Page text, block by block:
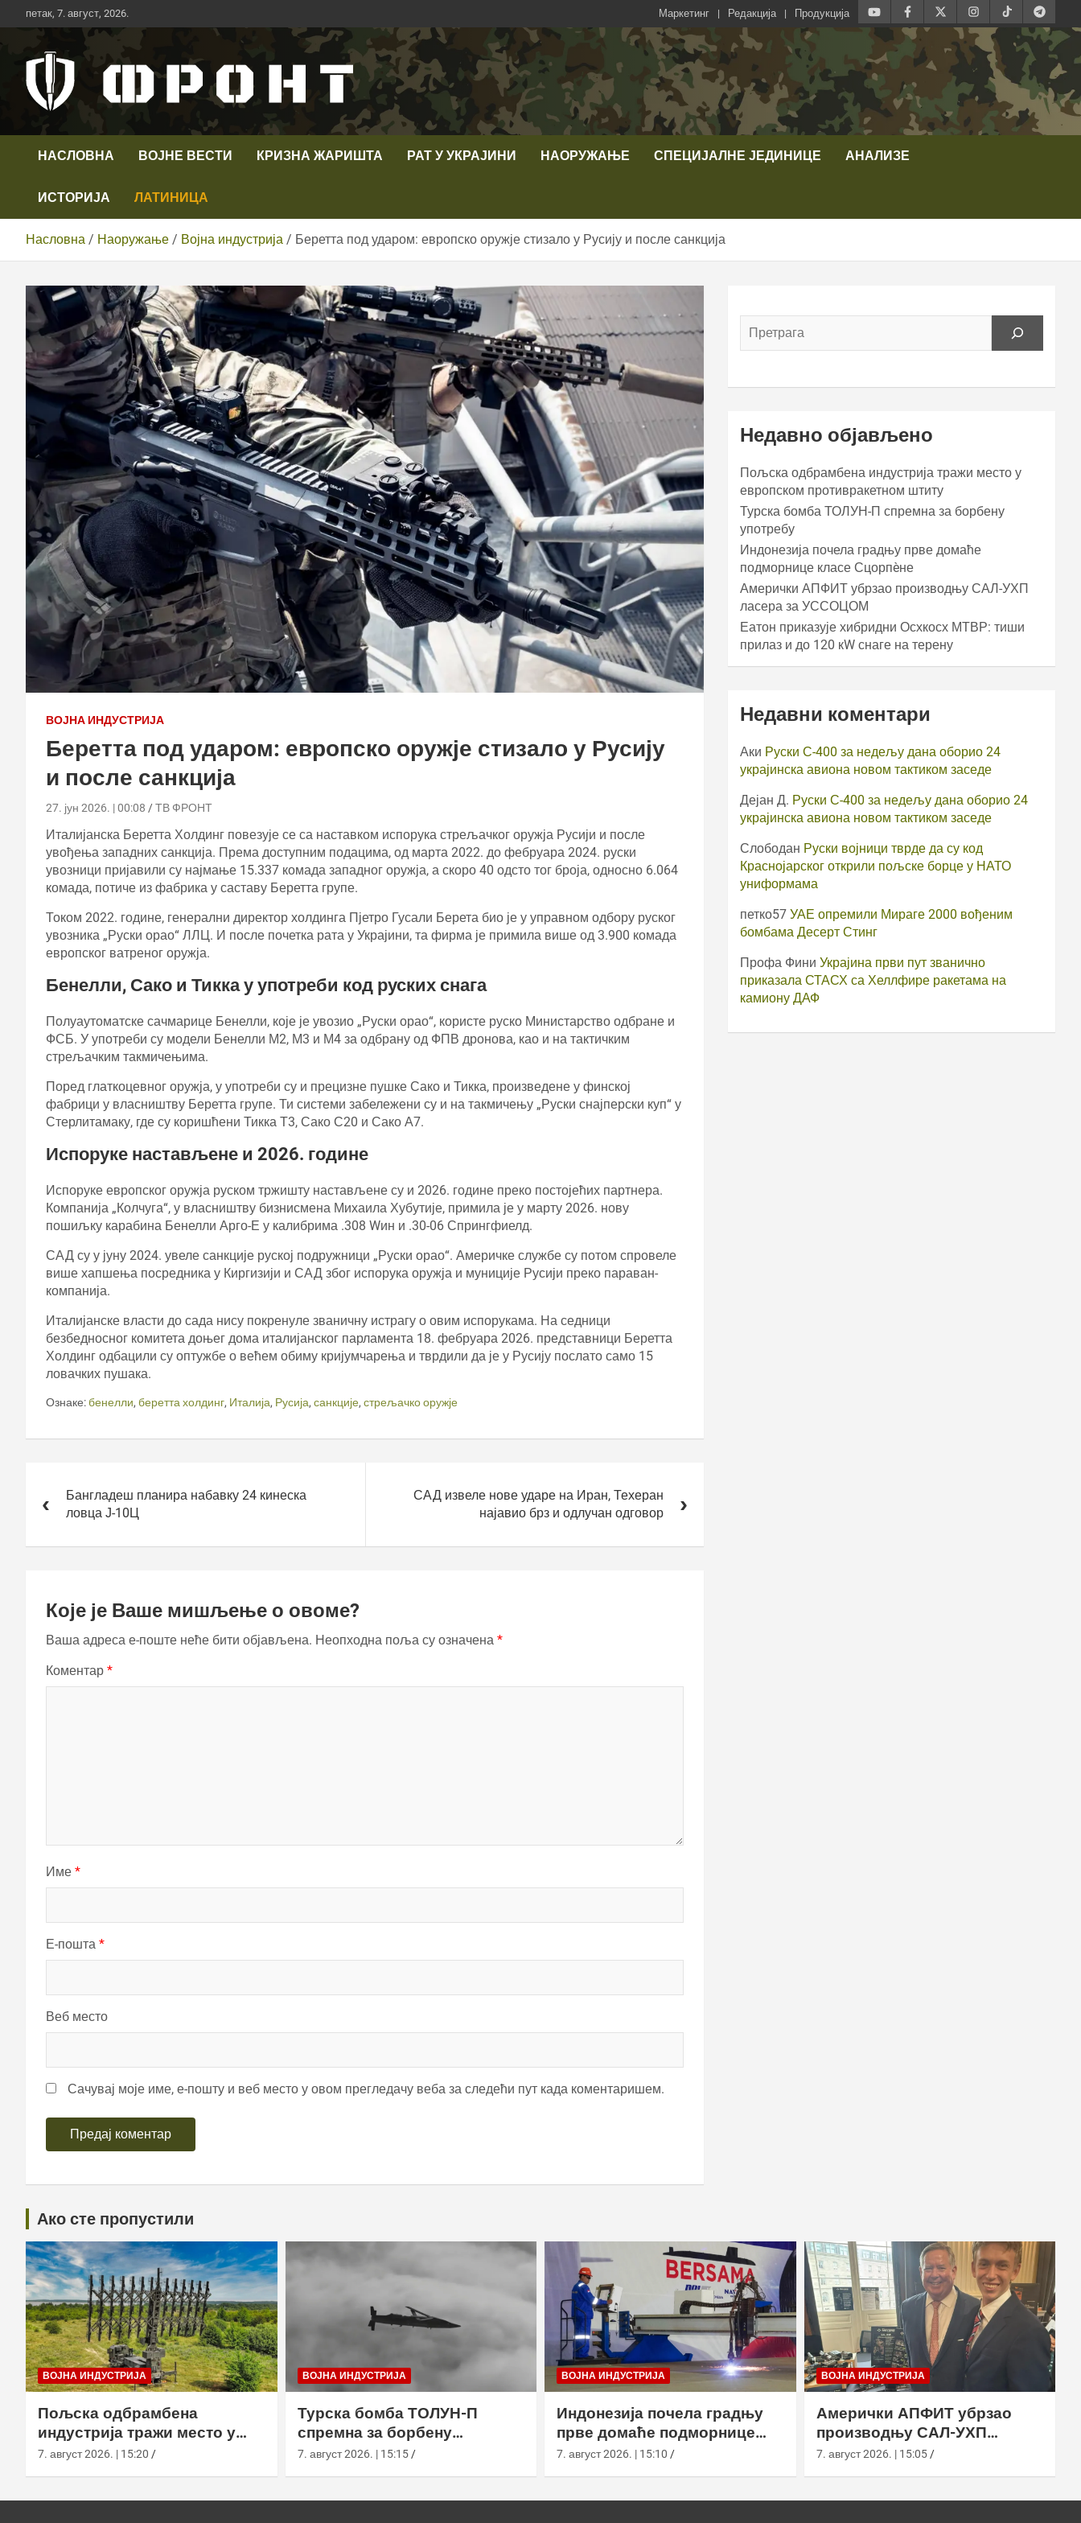
Скип
то
петак, 7. август, 2026. Маркетинг Редакција Продукција
Телевизија ФРОНТ
НАСЛОВНА ВОЈНЕ ВЕСТИ КРИЗНА ЖАРИШТА РАТ У УКРАЈИНИ НАОРУЖАЊЕ СПЕЦИЈАЛНЕ ЈЕДИНИЦЕ АНАЛИЗЕ
ИСТОРИЈА ЛАТИНИЦА
Насловна Наоружање Војна индустрија Беретта под ударом: европско оружје стизало у Русију и после санкција
ВОЈНА ИНДУСТРИЈА
Беретта под ударом: европско оружје стизало у Русију
и после санкција
27. јун 2026. | 00:08 ТВ ФРОНТ
Италијанска Беретта Холдинг повезује се са наставком испорука стрељачког оружја Русији и после
увођења западних санкција. Према доступним подацима, од марта 2022. до фебруара 2024. руски
увозници пријавили су најмање 15.337 комада западног оружја, а скоро 40 одсто тог броја, односно 6.064
комада, потиче из фабрика у саставу Беретта групе.
Током 2022. године, генерални директор холдинга Пјетро Гусали Берета био је у управном одбору руског
увозника „Руски орао“ ЛЛЦ. И после почетка рата у Украјини, та фирма је примила више од 3.900 комада
европског ватреног оружја.
Бенелли, Сако и Тикка у употреби код руских снага
Полуаутоматске сачмарице Бенелли, које је увозио „Руски орао“, користе руско Министарство одбране и
ФСБ. У употреби су модели Бенелли М2, М3 и М4 за одбрану од ФПВ дронова, као и на тактичким
стрељачким такмичењима.
Поред глаткоцевног оружја, у употреби су и прецизне пушке Сако и Тикка, произведене у финској
фабрици у власништву Беретта групе. Ти системи забележени су и на такмичењу „Руски снајперски куп“ у
Стерлитамаку, где су коришћени Тикка Т3, Сако С20 и Сако А7.
Испоруке настављене и 2026. године
Испоруке европског оружја руском тржишту настављене су и 2026. године преко постојећих партнера.
Компанија „Колчуга“, у власништву бизнисмена Михаила Хубутије, примила је у марту 2026. нову
пошиљку карабина Бенелли Арго-Е у калибрима .308 Wин и .30-06 Спрингфиелд.
САД су у јуну 2024. увеле санкције руској подружници „Руски орао“. Америчке службе су потом спровеле
више хапшења посредника у Киргизији и САД због испорука оружја и муниције Русији преко параван-
компанија.
Италијанске власти до сада нису покренуле званичну истрагу о овим испорукама. На седници
безбедносног комитета доњег дома италијанског парламента 18. фебруара 2026. представници Беретта
Холдинг одбацили су оптужбе о већем обиму кријумчарења и тврдили да је у Русију послато само 15
ловачких пушака.
Ознаке:бенелли, беретта холдинг, Италија, Русија, санкције, стрељачко оружје
чланкаБангладеш планира набавку 24 кинеска
ловца Ј-10Ц
САД извеле нове ударе на Иран, Техеран
најавио брз и одлучан одговор
Које је Ваше мишљење о овоме?
Ваша адреса е-поште неће бити објављена. Неопходна поља су означена *
Коментар *
Име *
Е-пошта *
Веб место
Сачувај моје име, е-пошту и веб место у овом прегледачу веба за следећи пут када коментаришем.
Недавно објављено
Пољска одбрамбена индустрија тражи место у
европском противракетном штиту
Турска бомба ТОЛУН-П спремна за борбену
употребу
Индонезија почела градњу прве домаће
подморнице класе Сцорпèне
Амерички АПФИТ убрзао производњу САЛ-УХП
ласера за УССОЦОМ
Еатон приказује хибридни Осхкосх МТВР: тиши
прилаз и до 120 кW снаге на терену
Недавни коментари
Аки Руски С-400 за недељу дана оборио 24
украјинска авиона новом тактиком заседе
Дејан Д. Руски С-400 за недељу дана оборио 24
украјинска авиона новом тактиком заседе
Слободан Руски војници тврде да су код
Краснојарског открили пољске борце у НАТО
униформама
петко57 УАЕ опремили Мираге 2000 вођеним
бомбама Десерт Стинг
Профа Фини Украјина први пут званично
приказала СТАСХ са Хеллфире ракетама на
камиону ДАФ
Ако сте пропустили
ВОЈНА ИНДУСТРИЈА
Пољска одбрамбена
индустрија тражи место у
европском противракетном
7. август 2026. | 15:20
ВОЈНА ИНДУСТРИЈА
Турска бомба ТОЛУН-П
спремна за борбену
употребу
7. август 2026. | 15:15
ВОЈНА ИНДУСТРИЈА
Индонезија почела градњу
прве домаће подморнице
класе Сцорпèне
7. август 2026. | 15:10
ВОЈНА ИНДУСТРИЈА
Амерички АПФИТ убрзао
производњу САЛ-УХП
ласера за УССОЦОМ
7. август 2026. | 15:05